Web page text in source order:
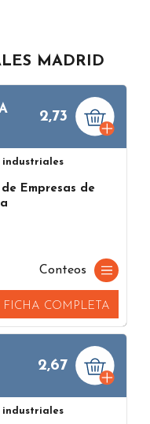
MADRID
2,73
industriales
Empresas de
Conteos
FICHA COMPLETA
2,67
industriales